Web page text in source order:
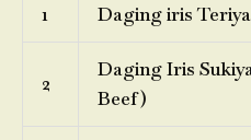
1 Daging iris
2
Daging Iris
Beef)